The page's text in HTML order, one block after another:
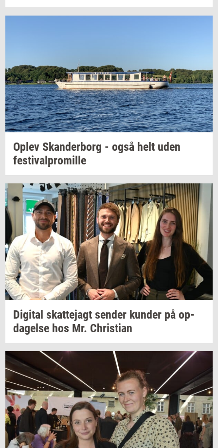
Oplev Skan­der­borg - også helt uden
festi­val­pro­mil­le
Di­gi­tal skat­tej­agt sen­der kun­der på op­
da­gel­se hos Mr. Chri­sti­an